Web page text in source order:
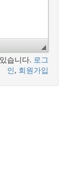
습니다. 로그
인 , 회원가입